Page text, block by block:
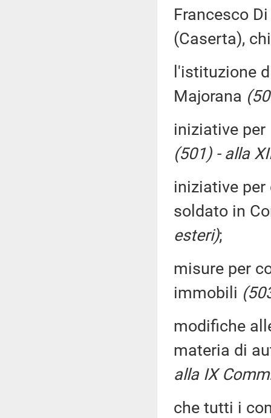
Francesco
(Caserta),
l'istituzione
Majorana
iniziative
(501) - alla
iniziative
soldato in
esteri);
misure per
immobili
modifiche
materia di
alla IX
che tutti i